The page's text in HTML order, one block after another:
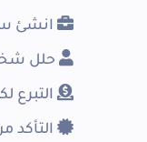
انشئ
حلل
التبرع
التأكد